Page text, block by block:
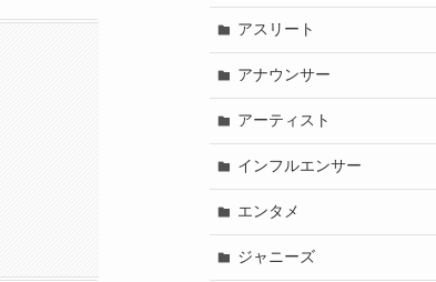
アスリート
アナウンサー
アーティスト
インフルエンサー
エンタメ
ジャニーズ